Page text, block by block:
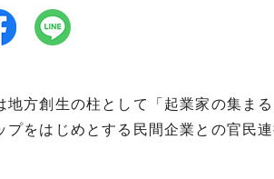
方創生の柱として「起業家の集ま
プをはじめとする民間企業との官民